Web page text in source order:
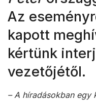
Az
kapott
kértünk
vezetőjétől.
– A híradásokban egy